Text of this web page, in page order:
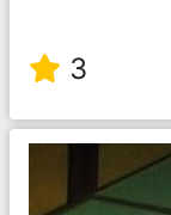
3